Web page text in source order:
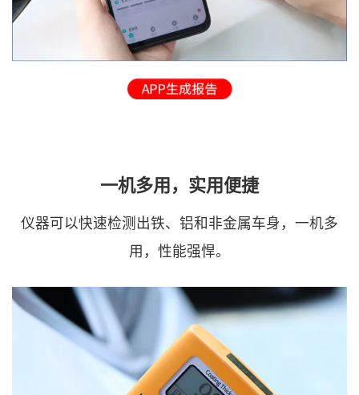
一机多用，实用便捷
仪器可以快速检测出铁、铝和非金属车身，一机多
用，性能强悍。